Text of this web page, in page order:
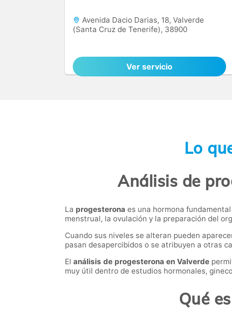
Avenida Dacio Darias, 18, Valverde
(Santa Cruz de Tenerife), 38900
Ver servicio
Lo
Análisis de
La progesterona es una hormona
menstrual, la ovulación y la preparación del
Cuando sus niveles se alteran pueden
pasan desapercibidos o se atribuyen a otras
El análisis de progesterona en Valverde
muy útil dentro de estudios hormonales,
Qué